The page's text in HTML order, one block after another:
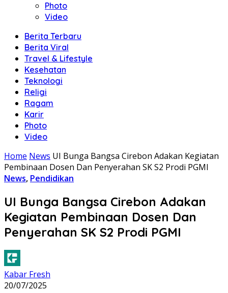
Photo
Video
Berita Terbaru
Berita Viral
Travel & Lifestyle
Kesehatan
Teknologi
Religi
Ragam
Karir
Photo
Video
Home News UI Bunga Bangsa Cirebon Adakan Kegiatan
Pembinaan Dosen Dan Penyerahan SK S2 Prodi PGMI
News, Pendidikan
UI Bunga Bangsa Cirebon Adakan
Kegiatan Pembinaan Dosen Dan
Penyerahan SK S2 Prodi PGMI
Kabar Fresh
20/07/2025